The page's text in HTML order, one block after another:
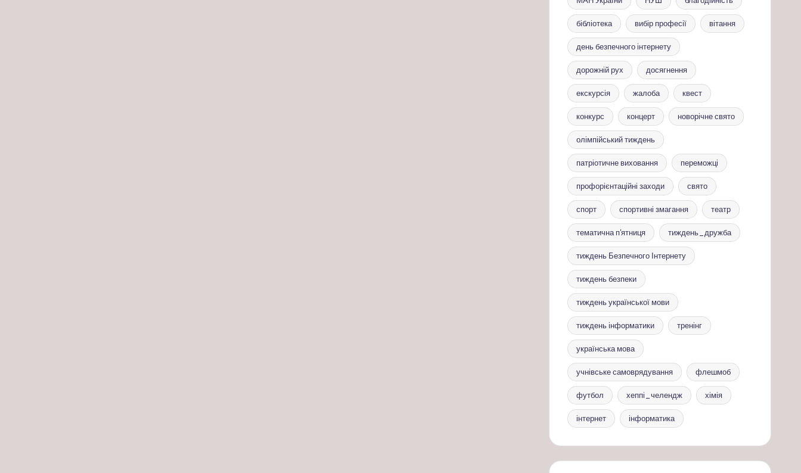
бібліотека вибір професії вітання
день безпечного інтернету
дорожній рух досягнення
екскурсія жалоба квест
конкурс концерт новорічне свято
олімпійський тиждень
патріотичне виховання переможці
профорієнтаційні заходи свято
спорт спортивні змагання театр
тематична п'ятниця тиждень_дружба
тиждень Безпечного Інтернету
тиждень безпеки
тиждень української мови
тиждень інформатики тренінг
українська мова
учнівське самоврядування флешмоб
футбол хеппі_челендж хімія
інтернет інформатика